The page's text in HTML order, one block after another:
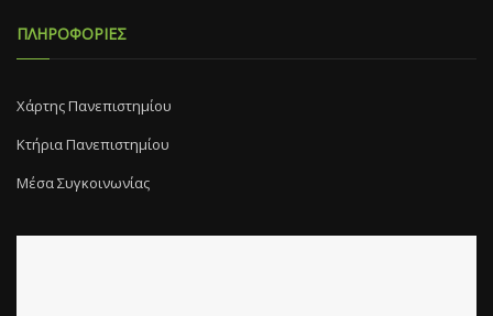
ΠΛΗΡΟΦΟΡΙΕΣ
Χάρτης Πανεπιστημίου
Κτήρια Πανεπιστημίου
Μέσα Συγκοινωνίας